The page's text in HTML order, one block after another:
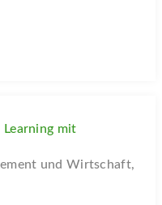
mit
und Wirtschaft,